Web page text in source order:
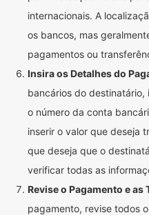
internacionais. A
os bancos, mas
pagamentos ou
Insira os Detalhes do
bancários do destinatário,
o número da conta
inserir o valor que deseja
que deseja que o
verificar todas as
Revise o Pagamento e as
pagamento, revise todos